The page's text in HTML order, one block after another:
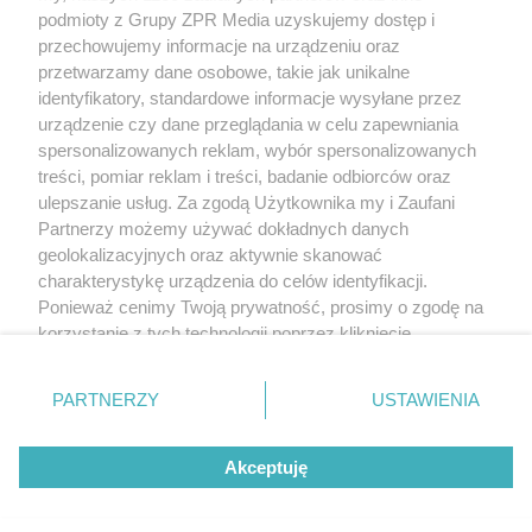
(w tym także elektroniczny lub mechaniczny) na jakimkolwiek polu
eksploatacji w jakiejkolwiek formie, włącznie z umieszczaniem w
Internecie bez pisemnej zgody właściciela praw. Jakiekolwiek użycie
lub wykorzystanie utworów w całości lub w części z naruszeniem
prawa, tzn. bez właściwej zgody, jest zabronione pod groźbą kary i
może być ścigane prawnie.
O nas
Informacje prawne
Nasze serwisy
podmioty z Grupy ZPR Media uzyskujemy dostęp i
przechowujemy informacje na urządzeniu oraz
przetwarzamy dane osobowe, takie jak unikalne
identyfikatory, standardowe informacje wysyłane przez
urządzenie czy dane przeglądania w celu zapewniania
spersonalizowanych reklam, wybór spersonalizowanych
treści, pomiar reklam i treści, badanie odbiorców oraz
ulepszanie usług. Za zgodą Użytkownika my i Zaufani
Partnerzy możemy używać dokładnych danych
geolokalizacyjnych oraz aktywnie skanować
charakterystykę urządzenia do celów identyfikacji.
Ponieważ cenimy Twoją prywatność, prosimy o zgodę na
korzystanie z tych technologii poprzez kliknięcie
zmienić/wycofać klikając przycisk ustawień prywatności
znajdujący się w lewym dolnym rogu strony
rodzaje przetwarzania danych nie wymagają zgody
użytkownika, ale masz prawo sprzeciwić się takiemu
przetwarzaniu. Preferencje będą miały zastosowanie tylko
PARTNERZY USTAWIENIA
Akceptuję